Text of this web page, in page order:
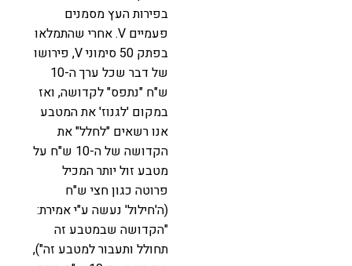
בפירות העץ מסמנים
פעמיים V. אחרי שהתמלאו
בפתק 50 סימוני V, פירושו
של דבר שכל ערך ה-10
ש"ח "נתפס" לקדושה, ואז
במקום 'לגנוז' את המטבע
אנו רשאים "לחלל" את
הקדושה של ה-10 ש"ח על
מטבע זול יותר המכיל
פרוטה כגון חצי ש"ח
(ה'חילול' נעשה ע"י אמירת:
"הקדושה שבמטבע זה
תחולל ותעבור למטבע זה"),